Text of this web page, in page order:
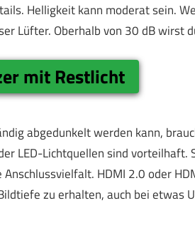
Helligkeit kann moderat sein.
Lüfter. Oberhalb von 30 dB wirst
mit Restlicht
abgedunkelt werden kann,
LED-Lichtquellen sind
HDMI 2.0 oder
zu erhalten, auch bei etwas